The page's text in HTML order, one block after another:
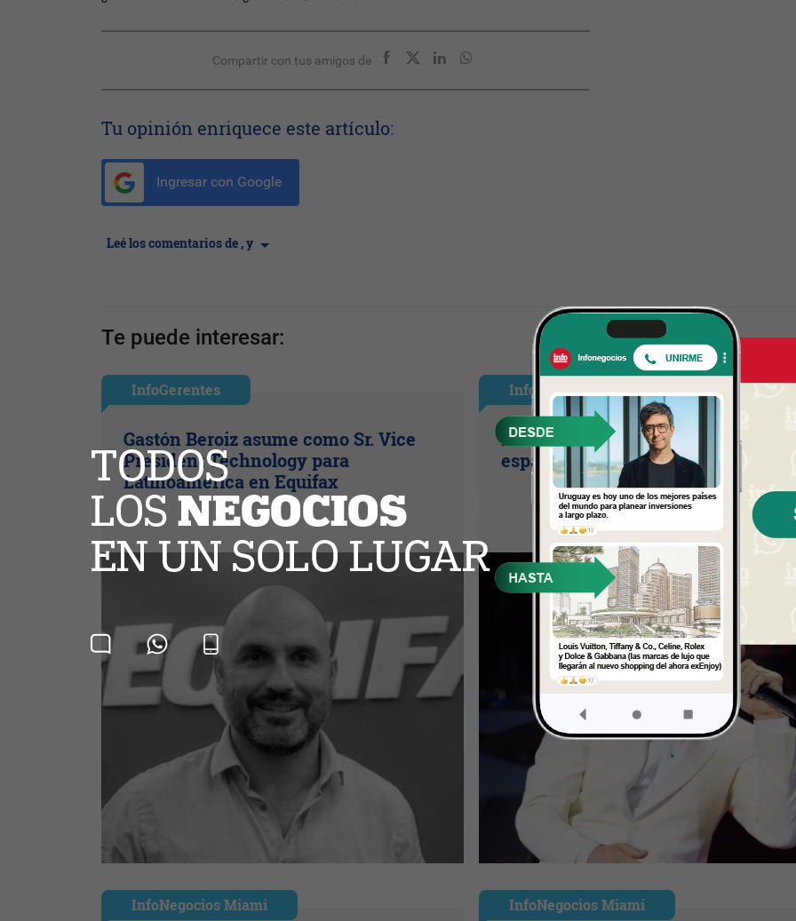
Compartir con tus amigos de
Tu opinión enriquece este artículo:
Ingresar con Google
Leé los comentarios de , y
Te puede interesar:
InfoGerentes
Gastón Beroiz asume como Sr. Vice
President Technology para
Latinoamérica en Equifax
InfoShow
David Bisbal vuelve a UY (el ícono
español llega con su tour Eternos)
InfoNegocios Miami InfoNegocios Miami